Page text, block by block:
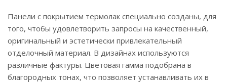
Панели с покрытием термолак специально созданы, для
того, чтобы удовлетворить запросы на качественный,
оригинальный и эстетически привлекательный
отделочный материал. В дизайнах используются
различные фактуры. Цветовая гамма подобрана в
благородных тонах, что позволяет устанавливать их в